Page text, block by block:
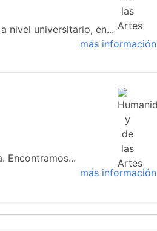
nivel universitario, en...
más información
Encontramos...
más información